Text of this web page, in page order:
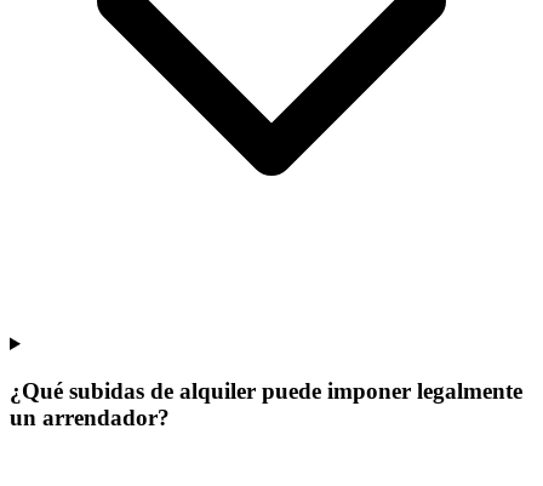
¿Qué subidas de alquiler puede imponer legalmente
un arrendador?